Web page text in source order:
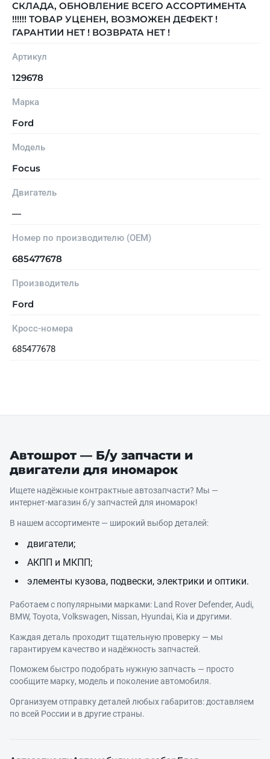
СКЛАДА, ОБНОВЛЕНИЕ ВСЕГО АССОРТИМЕНТА
!!!!!! ТОВАР УЦЕНЕН, ВОЗМОЖЕН ДЕФЕКТ !
ГАРАНТИИ НЕТ ! ВОЗВРАТА НЕТ !
Артикул
129678
Марка
Ford
Модель
Focus
Двигатель
—
Номер по производителю (OEM)
685477678
Производитель
Ford
Кросс-номера
685477678
Автошрот — Б/у запчасти и
двигатели для иномарок
Ищете надёжные контрактные автозапчасти? Мы —
интернет‑магазин б/у запчастей для иномарок!
В нашем ассортименте — широкий выбор деталей:
двигатели;
АКПП и МКПП;
элементы кузова, подвески, электрики и оптики.
Работаем с популярными марками: Land Rover Defender, Audi,
BMW, Toyota, Volkswagen, Nissan, Hyundai, Kia и другими.
Каждая деталь проходит тщательную проверку — мы
гарантируем качество и надёжность запчастей.
Поможем быстро подобрать нужную запчасть — просто
сообщите марку, модель и поколение автомобиля.
Организуем отправку деталей любых габаритов: доставляем
по всей России и в другие страны.